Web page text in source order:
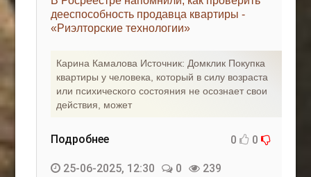
дееспособность продавца квартиры -
«Риэлторские технологии»
Карина Камалова Источник: Домклик Покупка
квартиры у человека, который в силу возраста
или психического состояния не осознает свои
действия, может
Подробнее 0 0
25-06-2025, 12:30 0 239